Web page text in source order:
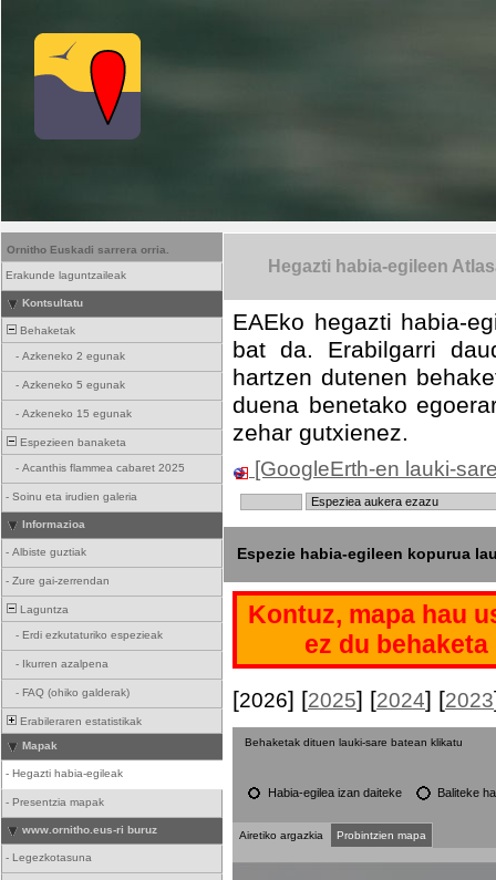
Ornitho Euskadi sarrera orria.
Erakunde laguntzaileak
Kontsultatu
Behaketak
- Azkeneko 2 egunak
- Azkeneko 5 egunak
- Azkeneko 15 egunak
Espezieen banaketa
- Acanthis flammea cabaret 2025
- Soinu eta irudien galeria
Informazioa
- Albiste guztiak
- Zure gai-zerrendan
Laguntza
- Erdi ezkutaturiko espezieak
- Ikurren azalpena
- FAQ (ohiko galderak)
Erabileraren estatistikak
Mapak
- Hegazti habia-egileak
- Presentzia mapak
www.ornitho.eus-ri buruz
- Legezkotasuna
Hegazti habia-egileen
EAEko hegazti habia-
bat da. Erabilgarri
hartzen dutenen
duena benetako
zehar gutxienez.
[GoogleErth-en lauki-
Espezie habia-egileen kopurua
Kontuz, mapa hau
ez du
[2026] [2025] [2024] [2023
Behaketak dituen lauki-sare batean klikatu
Habia-egilea izan daiteke Baliteke
Airetiko argazkia Probintzien mapa